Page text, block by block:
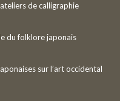
de calligraphie
du folklore japonais
sur l’art occidental